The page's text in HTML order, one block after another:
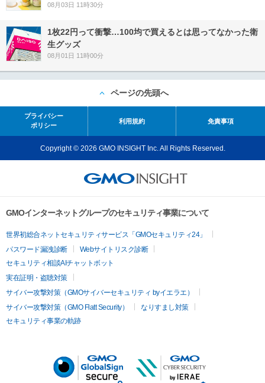
08月03日 11時30分
1枚22円って衝撃…100均で買えるとは思ってなかった衛
生グッズ
08月01日 11時00分
ページの先頭へ
プライバシー
ポリシー
利用規約 免責事項
Copyright © 2026 GMO INSIGHT Inc. All Rights Reserved.
GMOインターネットグループのセキュリティ事業について
世界初総合ネットセキュリティサービス「GMOセキュリティ24」
パスワード漏洩診断
Webサイトリスク診断
セキュリティ相談AIチャットボット
実在証明・盗聴対策
サイバー攻撃対策（GMOサイバーセキュリティ byイエラエ）
サイバー攻撃対策（GMO Flatt Security）
なりすまし対策
セキュリティ事業の軌跡